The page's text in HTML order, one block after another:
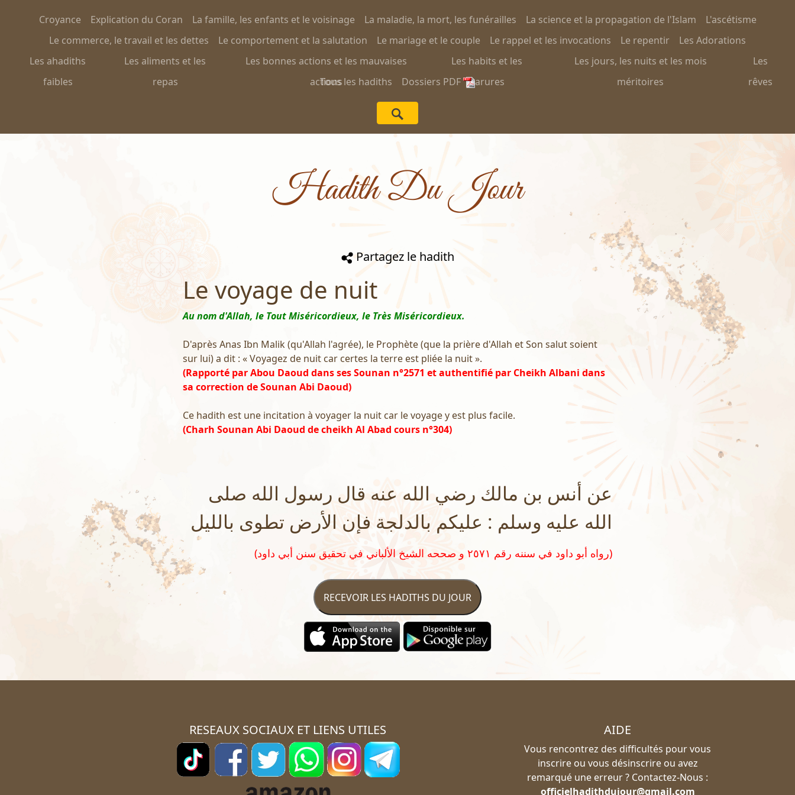
Croyance Explication du Coran La famille, les enfants et le voisinage La maladie, la mort, les funérailles La science et la propagation de l'Islam
L'ascétisme
Le commerce, le travail et les dettes
Le comportement et la salutation Le mariage et le couple Le rappel et les invocations Le repentir
Les Adorations
Les ahadiths
faibles
Les aliments et les
repas
Les bonnes actions et les mauvaises
actions
Les habits et les
parures
Les jours, les nuits et les mois
méritoires
Les
rêves
Tous les hadiths Dossiers PDF
Hadith Du Jour
Partagez le hadith
Le voyage de nuit
Au nom d'Allah, le Tout Miséricordieux, le Très Miséricordieux.
D'après Anas Ibn Malik (qu'Allah l'agrée), le Prophète (que la prière d'Allah et Son salut soient
sur lui) a dit : « Voyagez de nuit car certes la terre est pliée la nuit ».
(Rapporté par Abou Daoud dans ses Sounan n°2571 et authentifié par Cheikh Albani dans
sa correction de Sounan Abi Daoud)
Ce hadith est une incitation à voyager la nuit car le voyage y est plus facile.
(Charh Sounan Abi Daoud de cheikh Al Abad cours n°304)
عن أنس بن مالك رضي الله عنه قال رسول الله صلى
الله عليه وسلم : عليكم بالدلجة فإن الأرض تطوى بالليل
(رواه أبو داود في سننه رقم ٢٥٧١ و صححه الشيخ الألباني في تحقيق سنن أبي داود)
RECEVOIR LES HADITHS DU JOUR
RESEAUX SOCIAUX ET LIENS UTILES AIDE
Vous rencontrez des difficultés pour vous
inscrire ou vous désinscrire ou avez
remarqué une erreur ? Contactez-Nous :
officielhadithdujour@gmail.com